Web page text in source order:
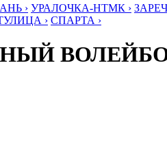
› УРАЛОЧКА-НТМК ›
› СПАРТА ›